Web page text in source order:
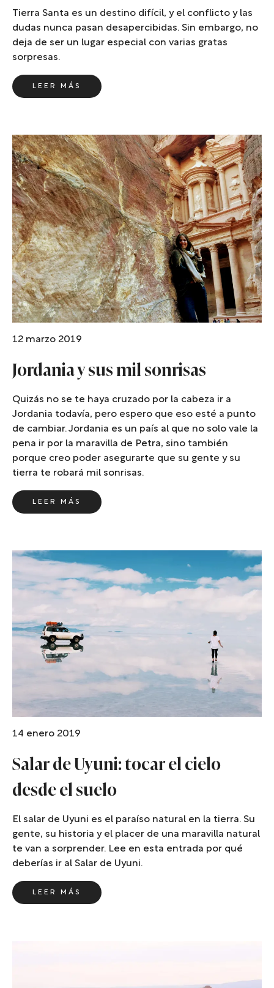
Tierra Santa es un destino difícil, y el conflicto y las
dudas nunca pasan desapercibidas. Sin embargo, no
deja de ser un lugar especial con varias gratas
sorpresas.
LEER MÁS
12 marzo 2019
Jordania y sus mil sonrisas
Quizás no se te haya cruzado por la cabeza ir a
Jordania todavía, pero espero que eso esté a punto
de cambiar. Jordania es un país al que no solo vale la
pena ir por la maravilla de Petra, sino también
porque creo poder asegurarte que su gente y su
tierra te robará mil sonrisas.
LEER MÁS
14 enero 2019
Salar de Uyuni: tocar el cielo
desde el suelo
El salar de Uyuni es el paraíso natural en la tierra. Su
gente, su historia y el placer de una maravilla natural
te van a sorprender. Lee en esta entrada por qué
deberías ir al Salar de Uyuni.
LEER MÁS